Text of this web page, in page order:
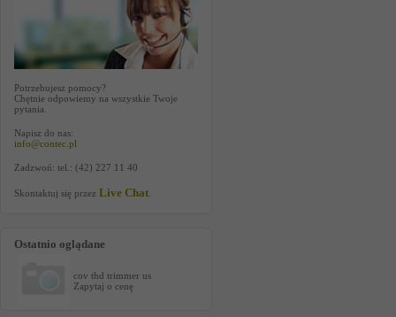
Potrzebujesz pomocy?
Chętnie odpowiemy na wszystkie Twoje
pytania.
Napisz do nas:
info@contec.pl
Zadzwoń: tel.: (42) 227 11 40
Skontaktuj się przez Live Chat
Ostatnio oglądane
cov thd trimmer us
Zapytaj o cenę